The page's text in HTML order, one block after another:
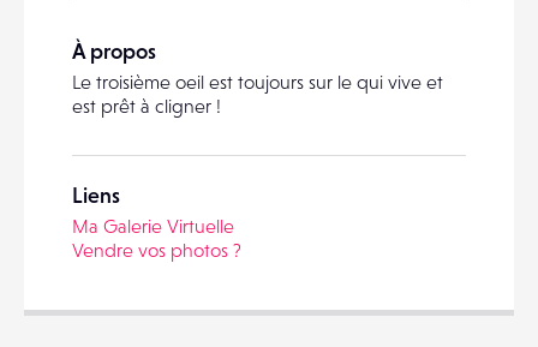
DESTINATAIRE
VOTRE
À propos
Le troisième oeil est toujours sur le qui vive et
est prêt à cligner !
Liens
Ma Galerie Virtuelle
Vendre vos photos ?